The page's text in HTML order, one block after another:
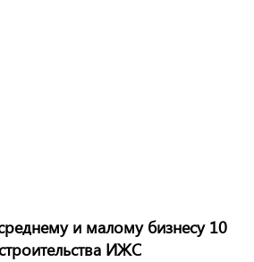
и малому бизнесу 10
ИЖС